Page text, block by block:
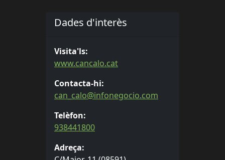
Dades d'interès
Visita'ls:
www.cancalo.cat
Contacta-hi:
can_calo@infonegocio.com
Telèfon:
938441800
Adreça: